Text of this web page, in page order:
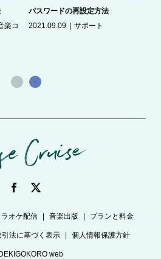
楽コ
パスワードの再設定方法
2021.09.09
サポート
ラオケ配信 音楽出版 プランと料金
法に基づく表示 個人情報保護方針
web